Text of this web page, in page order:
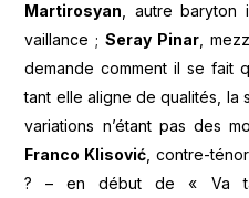
Martirosyan, autre baryton
vaillance ;Seray Pinar,
demande comment il se fait
tant elle aligne de qualités, la
variations n’étant pas des
Franco Klisović, contre-
? – en début de « Va